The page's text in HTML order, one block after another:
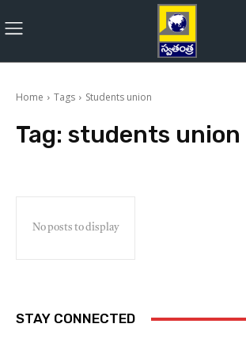
Home Tags Students union
Tag: students union
No posts to display
STAY CONNECTED